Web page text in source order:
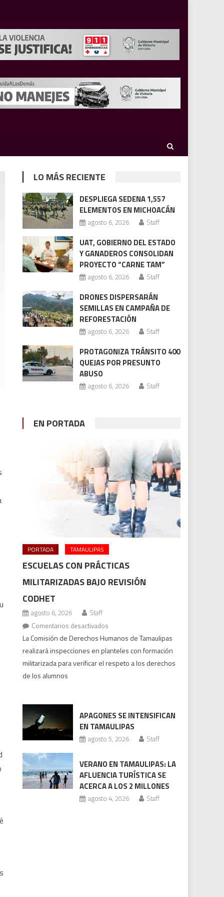
LO MÁS RECIENTE
DESPLIEGA SEDENA 1,557
ELEMENTOS EN MICHOACÁN
agosto 6, 2026 Staff
UAT, GOBIERNO DEL ESTADO
Y GANADEROS CONSOLIDAN
PROYECTO “CARNE TAM”
agosto 6, 2026 Staff
DRONES DISPERSARÁN
SEMILLAS EN CAMPAÑA DE
REFORESTACIÓN
agosto 6, 2026 Staff
PROTAGONIZA TRÁNSITO 400
QUEJAS POR PRESUNTO
ABUSO
agosto 6, 2026 Staff
EN PORTADA
PORTADA TAMAULIPAS
ESCUELAS CON PRÁCTICAS
MILITARIZADAS BAJO REVISIÓN
CODHET
agosto 6, 2026
Staff
Comentarios desactivados
Escuelas
con
prácticas
La Comisión de Derechos Humanos de Tamaulipas
realizará inspecciones en planteles con formación
militarizada para verificar el respeto a los derechos
de los alumnos
APAGONES SE INTENSIFICAN
EN TAMAULIPAS
agosto 5, 2026 Staff
VERANO EN TAMAULIPAS: LA
AFLUENCIA TURÍSTICA SE
ACERCA A LOS 2 MILLONES
agosto 4, 2026 Staff